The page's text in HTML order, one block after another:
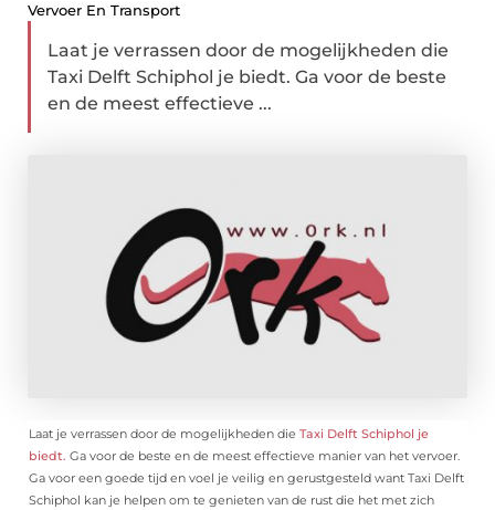
Vervoer En Transport
Laat je verrassen door de mogelijkheden die
Taxi Delft Schiphol je biedt. Ga voor de beste
en de meest effectieve ...
Laat je verrassen door de mogelijkheden die Taxi Delft Schiphol je
biedt. Ga voor de beste en de meest effectieve manier van het vervoer.
Ga voor een goede tijd en voel je veilig en gerustgesteld want Taxi Delft
Schiphol kan je helpen om te genieten van de rust die het met zich